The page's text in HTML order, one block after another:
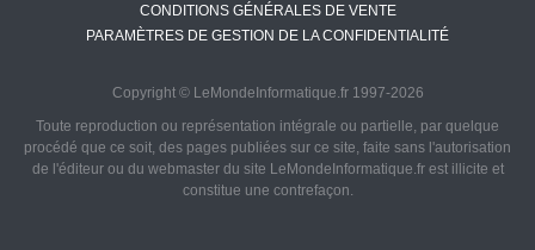
CONDITIONS GÉNÉRALES DE VENTE
PARAMÈTRES DE GESTION DE LA CONFIDENTIALITÉ
Copyright © LeMondeInformatique.fr 1997-2026
Toute reproduction ou représentation intégrale ou partielle, par quelque
procédé que ce soit, des pages publiées sur ce site, faite sans l'autorisation
de l'éditeur ou du webmaster du site LeMondeInformatique.fr est illicite et
constitue une contrefaçon.